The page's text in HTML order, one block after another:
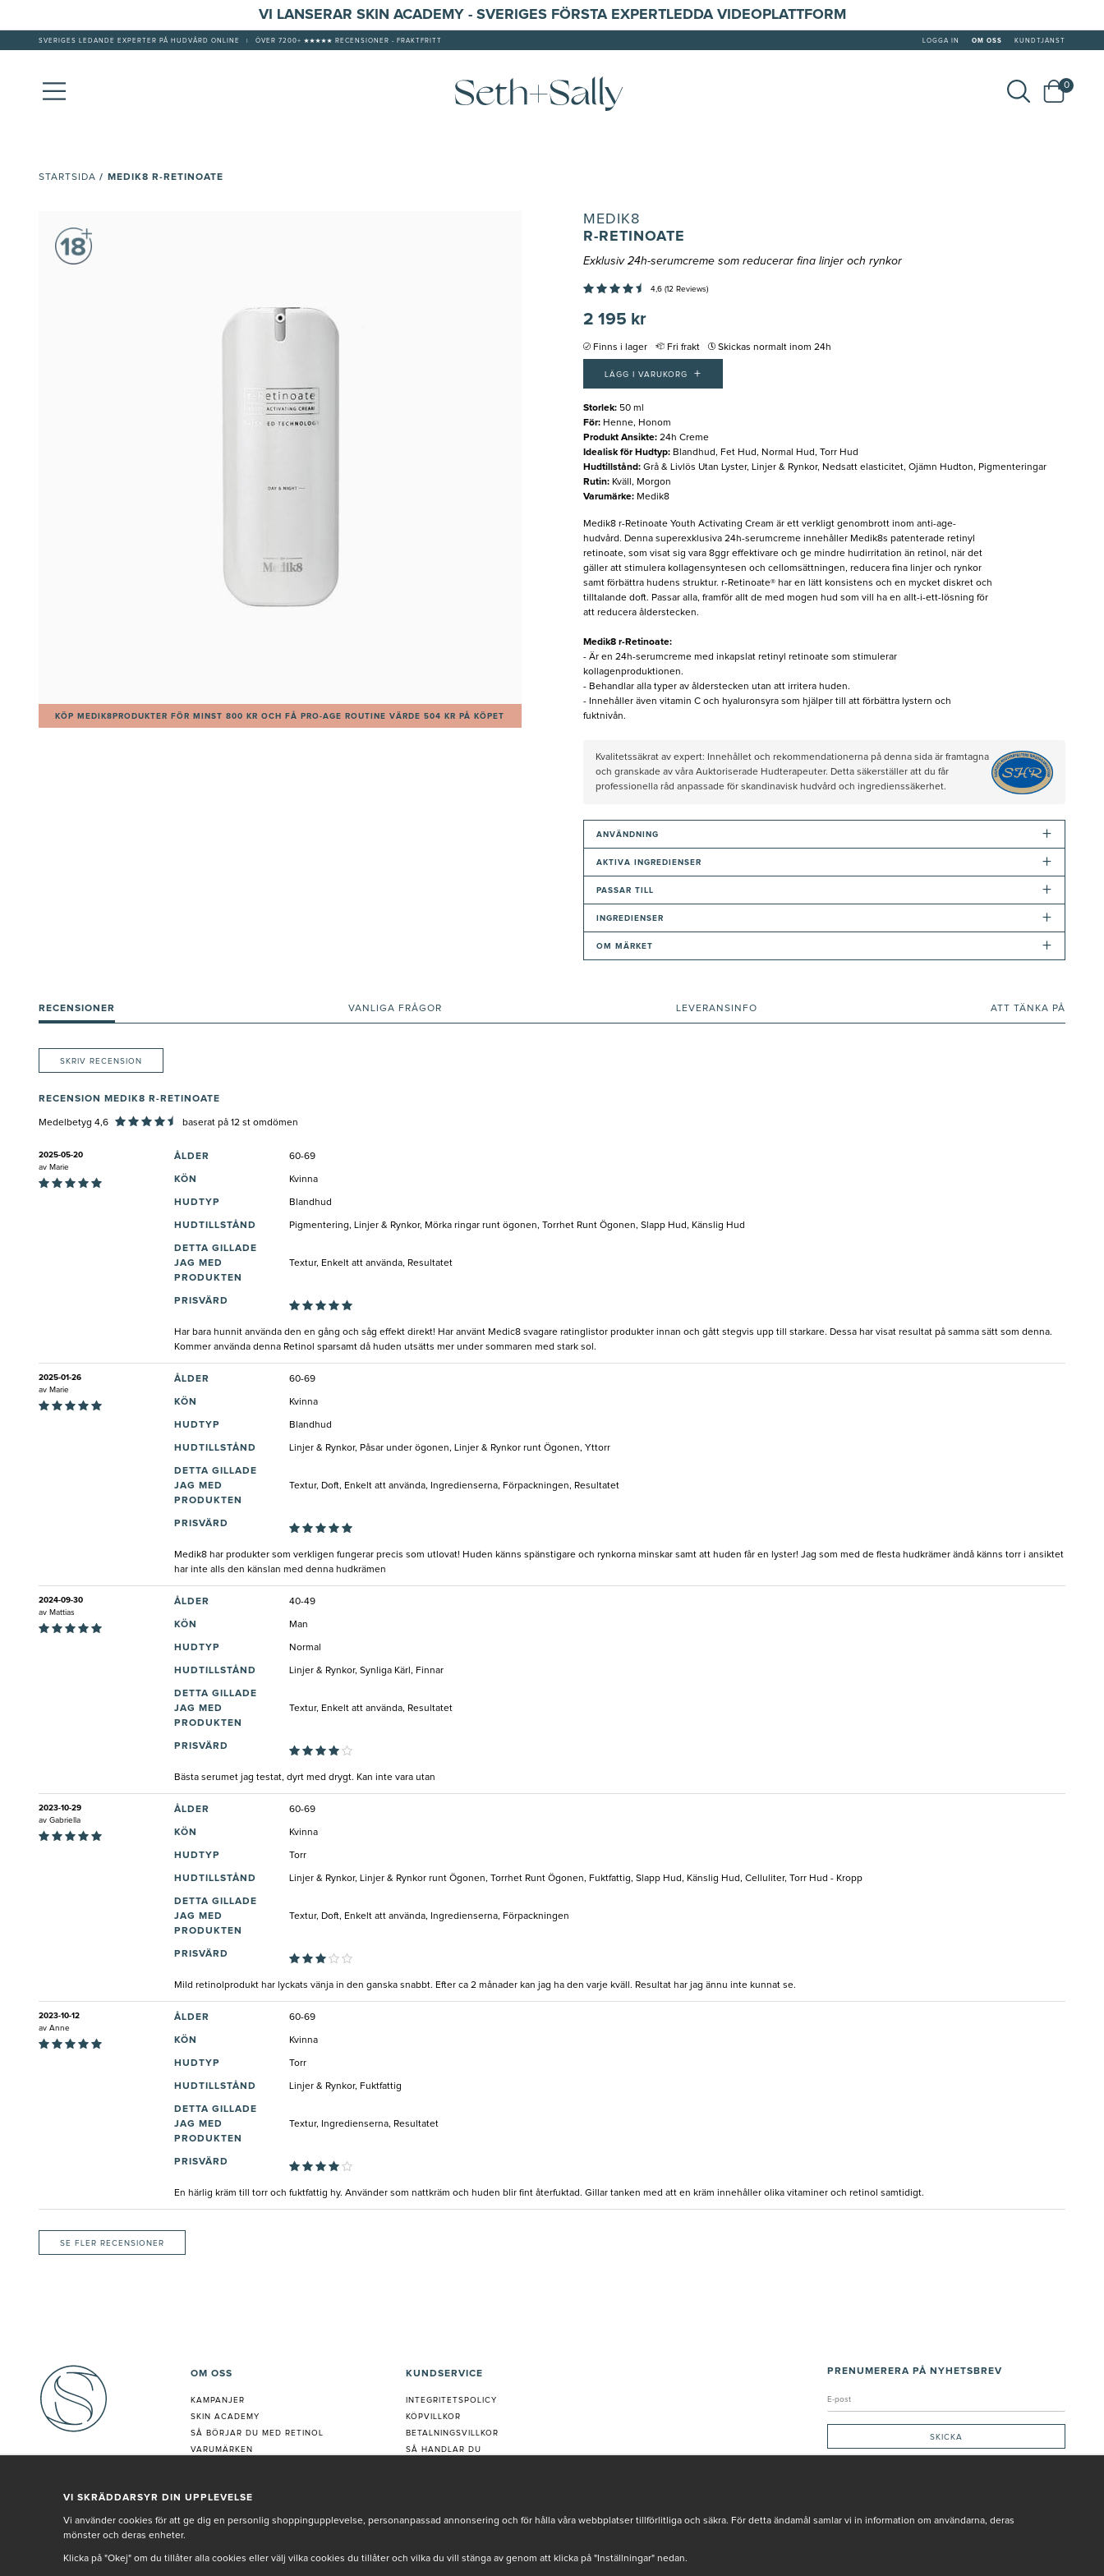
VI LANSERAR SKIN ACADEMY - SVERIGES FÖRSTA EXPERTLEDDA VIDEOPLATTFORM
SVERIGES LEDANDE EXPERTER PÅ HUDVÅRD ONLINE ÖVER 7200+ ★★★★★ RECENSIONER - FRAKTFRITT LOGGA IN OM OSS KUNDTJÄNST
0
STARTSIDA / MEDIK8 R-RETINOATE
KÖP MEDIK8PRODUKTER FÖR MINST 800 KR OCH FÅ PRO-AGE ROUTINE VÄRDE 504 KR PÅ KÖPET
MEDIK8
R-RETINOATE
Exklusiv 24h-serumcreme som reducerar fina linjer och rynkor
4,6 (12 Reviews)
2 195 kr
Finns i lager Fri frakt Skickas normalt inom 24h
LÄGG I VARUKORG +
Storlek: 50 ml
För: Henne, Honom
Produkt Ansikte: 24h Creme
Idealisk för Hudtyp: Blandhud, Fet Hud, Normal Hud, Torr Hud
Hudtillstånd: Grå & Livlös Utan Lyster, Linjer & Rynkor, Nedsatt elasticitet, Ojämn Hudton, Pigmenteringar
Rutin: Kväll, Morgon
Varumärke: Medik8
Medik8 r-Retinoate Youth Activating Cream är ett verkligt genombrott inom anti-age-
hudvård. Denna superexklusiva 24h-serumcreme innehåller Medik8s patenterade retinyl
retinoate, som visat sig vara 8ggr effektivare och ge mindre hudirritation än retinol, när det
gäller att stimulera kollagensyntesen och cellomsättningen, reducera fina linjer och rynkor
samt förbättra hudens struktur. r-Retinoate® har en lätt konsistens och en mycket diskret och
tilltalande doft. Passar alla, framför allt de med mogen hud som vill ha en allt-i-ett-lösning för
att reducera ålderstecken.
Medik8 r-Retinoate:
- Är en 24h-serumcreme med inkapslat retinyl retinoate som stimulerar
kollagenproduktionen.
- Behandlar alla typer av ålderstecken utan att irritera huden.
- Innehåller även vitamin C och hyaluronsyra som hjälper till att förbättra lystern och
fuktnivån.
Kvalitetssäkrat av expert: Innehållet och rekommendationerna på denna sida är framtagna
och granskade av våra Auktoriserade Hudterapeuter. Detta säkerställer att du får
professionella råd anpassade för skandinavisk hudvård och ingredienssäkerhet.
ANVÄNDNING +
AKTIVA INGREDIENSER +
PASSAR TILL +
INGREDIENSER +
OM MÄRKET +
RECENSIONER VANLIGA FRÅGOR LEVERANSINFO ATT TÄNKA PÅ
SKRIV RECENSION
RECENSION MEDIK8 R-RETINOATE
Medelbetyg 4,6 baserat på 12 st omdömen
2025-05-20
av Marie
ÅLDER 60-69
KÖN Kvinna
HUDTYP Blandhud
HUDTILLSTÅND Pigmentering, Linjer & Rynkor, Mörka ringar runt ögonen, Torrhet Runt Ögonen, Slapp Hud, Känslig Hud
DETTA GILLADE
JAG MED
PRODUKTEN
Textur, Enkelt att använda, Resultatet
PRISVÄRD
Har bara hunnit använda den en gång och såg effekt direkt! Har använt Medic8 svagare ratinglistor produkter innan och gått stegvis upp till starkare. Dessa har visat resultat på samma sätt som denna.
Kommer använda denna Retinol sparsamt då huden utsätts mer under sommaren med stark sol.
2025-01-26
av Marie
ÅLDER 60-69
KÖN Kvinna
HUDTYP Blandhud
HUDTILLSTÅND Linjer & Rynkor, Påsar under ögonen, Linjer & Rynkor runt Ögonen, Yttorr
DETTA GILLADE
JAG MED
PRODUKTEN
Textur, Doft, Enkelt att använda, Ingredienserna, Förpackningen, Resultatet
PRISVÄRD
Medik8 har produkter som verkligen fungerar precis som utlovat! Huden känns spänstigare och rynkorna minskar samt att huden får en lyster! Jag som med de flesta hudkrämer ändå känns torr i ansiktet
har inte alls den känslan med denna hudkrämen
2024-09-30
av Mattias
ÅLDER 40-49
KÖN Man
HUDTYP Normal
HUDTILLSTÅND Linjer & Rynkor, Synliga Kärl, Finnar
DETTA GILLADE
JAG MED
PRODUKTEN
Textur, Enkelt att använda, Resultatet
PRISVÄRD
Bästa serumet jag testat, dyrt med drygt. Kan inte vara utan
2023-10-29
av Gabriella
ÅLDER 60-69
KÖN Kvinna
HUDTYP Torr
HUDTILLSTÅND Linjer & Rynkor, Linjer & Rynkor runt Ögonen, Torrhet Runt Ögonen, Fuktfattig, Slapp Hud, Känslig Hud, Celluliter, Torr Hud - Kropp
DETTA GILLADE
JAG MED
PRODUKTEN
Textur, Doft, Enkelt att använda, Ingredienserna, Förpackningen
PRISVÄRD
Mild retinolprodukt har lyckats vänja in den ganska snabbt. Efter ca 2 månader kan jag ha den varje kväll. Resultat har jag ännu inte kunnat se.
2023-10-12
av Anne
ÅLDER 60-69
KÖN Kvinna
HUDTYP Torr
HUDTILLSTÅND Linjer & Rynkor, Fuktfattig
DETTA GILLADE
JAG MED
PRODUKTEN
Textur, Ingredienserna, Resultatet
PRISVÄRD
En härlig kräm till torr och fuktfattig hy. Använder som nattkräm och huden blir fint återfuktad. Gillar tanken med att en kräm innehåller olika vitaminer och retinol samtidigt.
SE FLER RECENSIONER
OM OSS
KAMPANJER
SKIN ACADEMY
SÅ BÖRJAR DU MED RETINOL
VARUMÄRKEN
VÅR PERSONAL
KUNDSERVICE
INTEGRITETSPOLICY
KÖPVILLKOR
BETALNINGSVILLKOR
SÅ HANDLAR DU
REKLAMATION
PRENUMERERA PÅ NYHETSBREV
VI SKRÄDDARSYR DIN UPPLEVELSE
Vi använder cookies för att ge dig en personlig shoppingupplevelse, personanpassad annonsering och för hålla våra webbplatser tillförlitliga och säkra. För detta ändamål samlar vi in information om användarna, deras
mönster och deras enheter.
Klicka på "Okej" om du tillåter alla cookies eller välj vilka cookies du tillåter och vilka du vill stänga av genom att klicka på "Inställningar" nedan.